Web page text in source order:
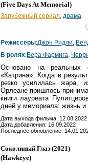
(Five Days At Memorial)
Зарубежный сериал, драма
Режиссеры:Джон Ридли,
В ролях:Вера Фармига,
Основано на реальных
«Катрина». Когда в
резко усилилась жара,
Орлеане пришлось
книги лауреата
дней у мемориала: жизнь и
Дата выхода фильма: 12.08.2022
Дата добавления: 16.09.2022
Последнее обновление:
Соколиный Глаз (2021)
(Hawkeye)